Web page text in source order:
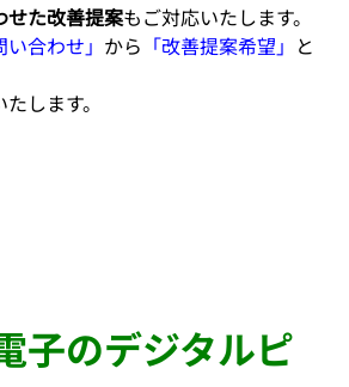
せた改善提案もご対応いたします。
い合わせ」 から 「改善提案希望」 と
します。
子のデジタルピ